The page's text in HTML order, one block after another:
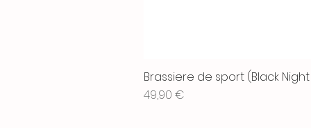
Brassiere de sport (Black Night
Prix
49,90 €